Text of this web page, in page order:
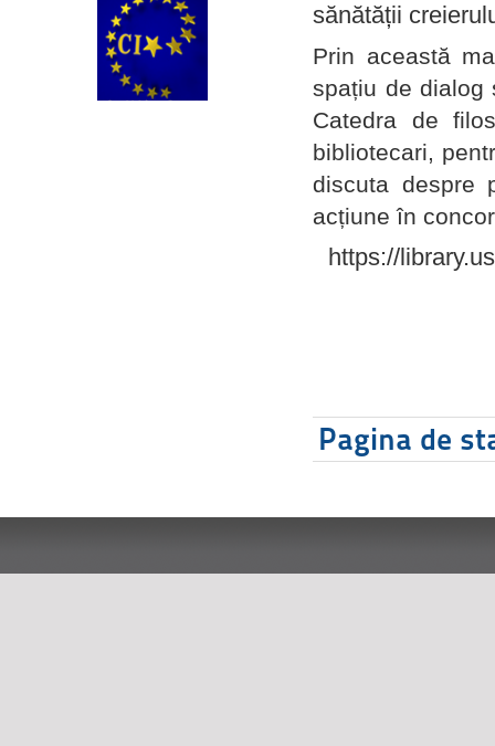
sănătății
Prin această
spațiu de dialog
Catedra de
bibliotecari,
discuta despre
acțiune în
https://
Pagina de